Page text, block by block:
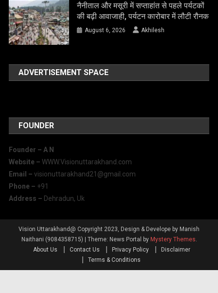
नैनीताल और मसूरी में सप्ताहांत से पहले पर्यटकों
की बढ़ी आवाजाही, पर्यटन कारोबार में लौटी रौनक
August 6, 2026 Akhilesh
ADVERTISEMENT SPACE
FOUNDER
Founder – A N
Website –WWW.Visionuttarakhand.com
Email – visionuttarakhand21@gmail.com
Phone – +91
Address – Dehradun, Uk
Vision Uttarakhand@ Copyright 2023, Design & Develope by Manish
Naithani (9084358715) | Theme: News Portal by Mystery Themes
About Us
Contact Us Privacy Policy
Disclaimer
Terms & Conditions